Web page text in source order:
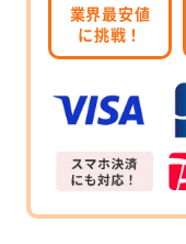
業界最安値
に挑戦！